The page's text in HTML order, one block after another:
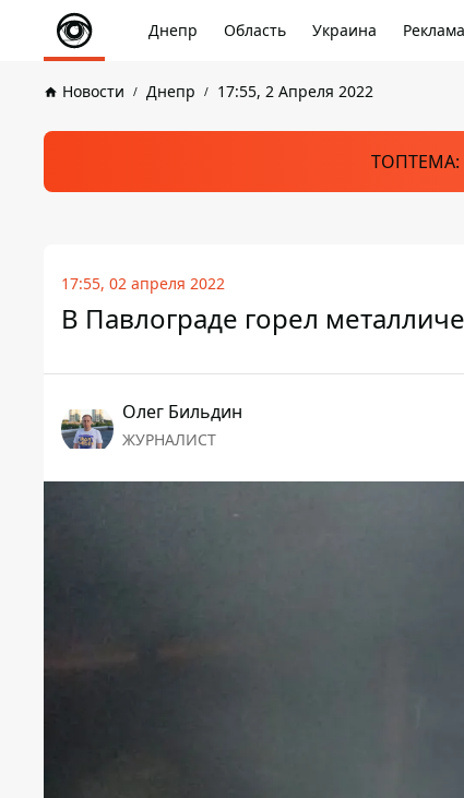
Днепр Область Украина Реклама
Новости Днепр 17:55, 2 Апреля 2022
ТОПТЕМА:
17:55, 02 апреля 2022
В Павлограде горел
Олег Бильдин
ЖУРНАЛИСТ